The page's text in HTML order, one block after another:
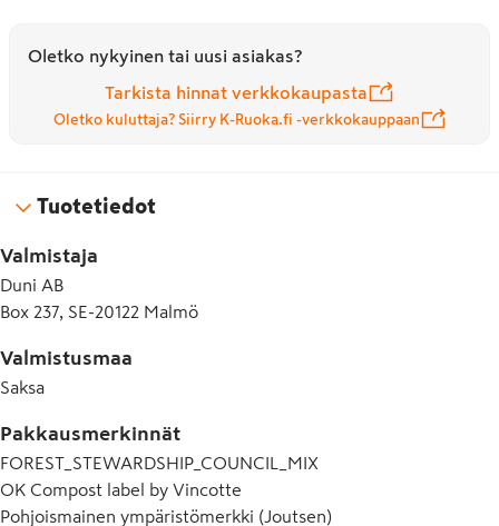
Oletko nykyinen tai uusi asiakas?
Tarkista hinnat verkkokaupasta
Oletko kuluttaja? Siirry K-Ruoka.fi -verkkokauppaan
Tuotetiedot
Valmistaja
Duni AB
Box 237, SE-20122 Malmö
Valmistusmaa
Saksa
Pakkausmerkinnät
FOREST_STEWARDSHIP_COUNCIL_MIX
OK Compost label by Vincotte
Pohjoismainen ympäristömerkki (Joutsen)